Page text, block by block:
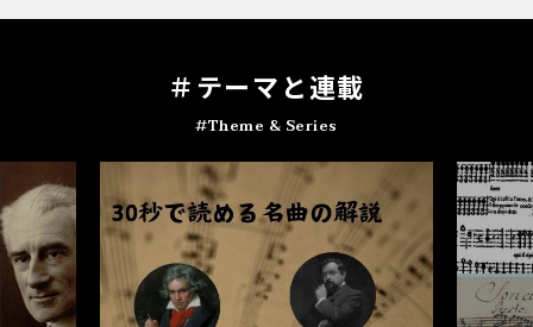
＃テー マと連載
#Theme & Series